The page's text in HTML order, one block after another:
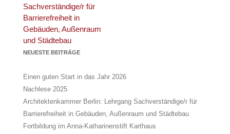
Sachverständige/r für
Barrierefreiheit in
Gebäuden, Außenraum
und Städtebau
NEUESTE BEITRÄGE
Einen guten Start in das Jahr 2026
Nachlese 2025
Architektenkammer Berlin: Lehrgang Sachverständige/r für
Barrierefreiheit in Gebäuden, Außenraum und Städtebau
Fortbildung im Anna-Katharinenstift Karthaus